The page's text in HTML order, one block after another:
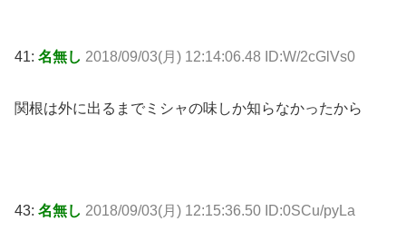
41: 名無し 2018/09/03(月) 12:14:06.48 ID:W/2cGlVs0
関根は外に出るまでミシャの味しか知らなかったから
43: 名無し 2018/09/03(月) 12:15:36.50 ID:0SCu/pyLa